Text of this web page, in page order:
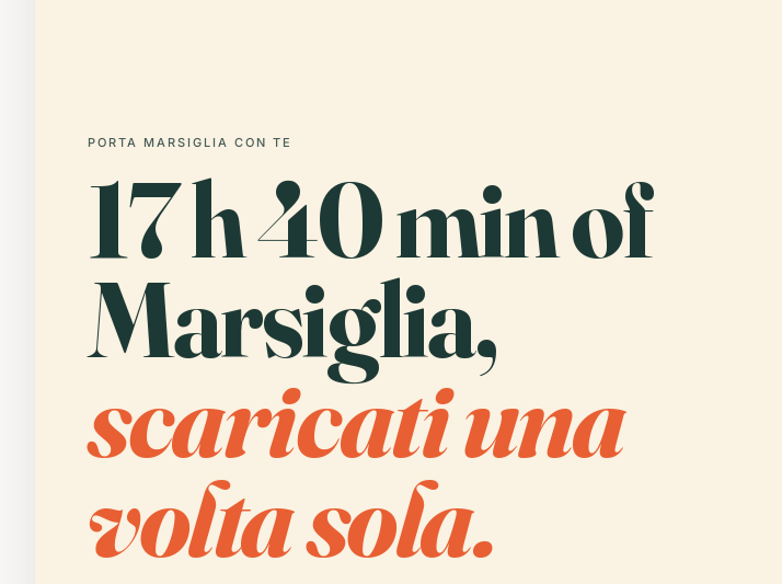
PORTA MARSIGLIA CON TE
17 h 40 min of
Marsiglia,
scaricati una
volta sola.